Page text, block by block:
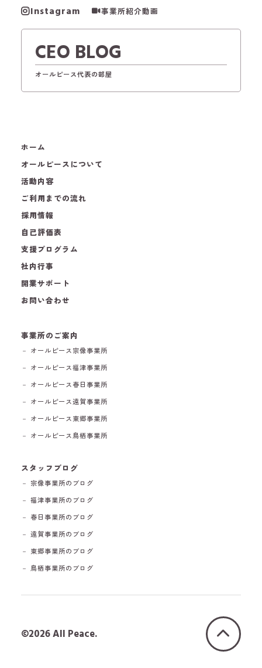
Instagram 事業所紹介動画
CEO BLOG
オールピース代表の部屋
ホーム
オールピースについて
活動内容
ご利用までの流れ
採用情報
自己評価表
支援プログラム
社内行事
開業サポート
お問い合わせ
事業所のご案内
－ オールピース宗像事業所
－ オールピース福津事業所
－ オールピース春日事業所
－ オールピース遠賀事業所
－ オールピース東郷事業所
－ オールピース鳥栖事業所
スタッフブログ
－ 宗像事業所のブログ
－ 福津事業所のブログ
－ 春日事業所のブログ
－ 遠賀事業所のブログ
－ 東郷事業所のブログ
－ 鳥栖事業所のブログ
©2026 All Peace.